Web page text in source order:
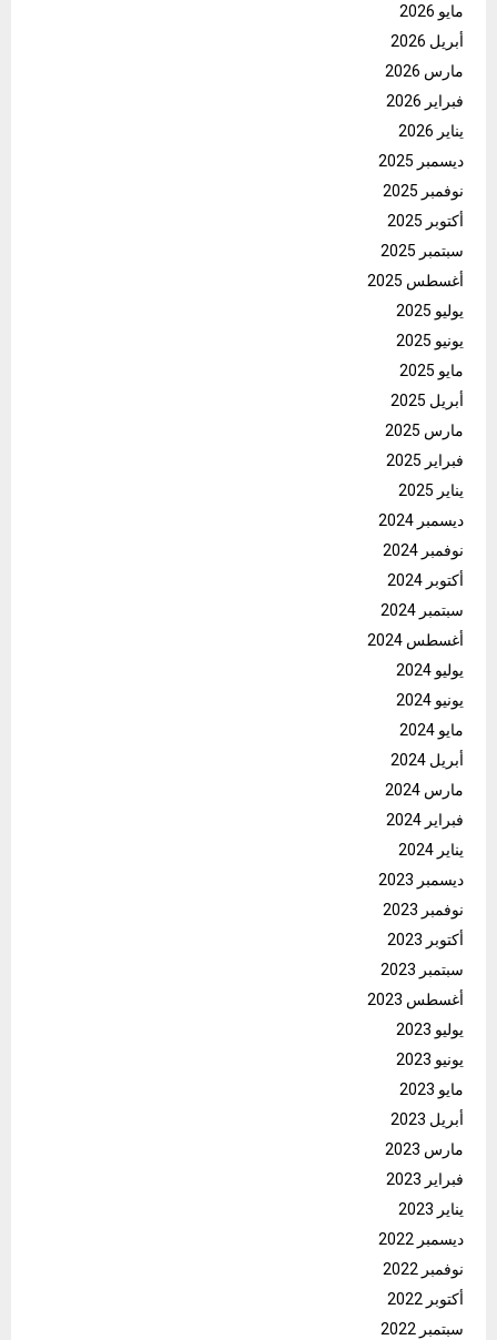
مايو 2026
أبريل 2026
مارس 2026
فبراير 2026
يناير 2026
ديسمبر 2025
نوفمبر 2025
أكتوبر 2025
سبتمبر 2025
أغسطس 2025
يوليو 2025
يونيو 2025
مايو 2025
أبريل 2025
مارس 2025
فبراير 2025
يناير 2025
ديسمبر 2024
نوفمبر 2024
أكتوبر 2024
سبتمبر 2024
أغسطس 2024
يوليو 2024
يونيو 2024
مايو 2024
أبريل 2024
مارس 2024
فبراير 2024
يناير 2024
ديسمبر 2023
نوفمبر 2023
أكتوبر 2023
سبتمبر 2023
أغسطس 2023
يوليو 2023
يونيو 2023
مايو 2023
أبريل 2023
مارس 2023
فبراير 2023
يناير 2023
ديسمبر 2022
نوفمبر 2022
أكتوبر 2022
سبتمبر 2022